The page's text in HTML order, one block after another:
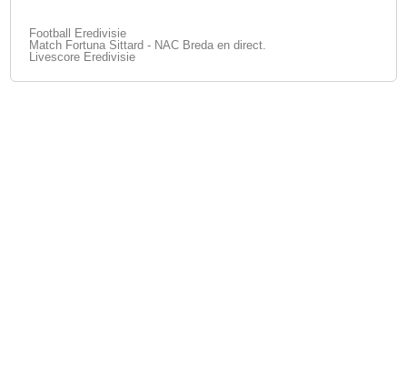
Football Eredivisie
Match Fortuna Sittard - NAC Breda en direct.
Livescore Eredivisie